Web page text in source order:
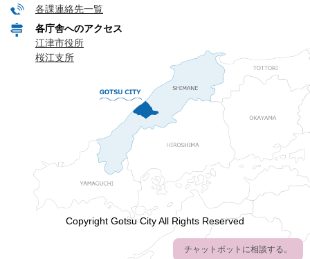
各課連絡先一覧
各庁舎へのアクセス
江津市役所
桜江支所
Copyright Gotsu City All Rights Reserved
チャットボットに相談する。